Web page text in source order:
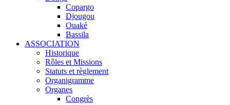
Copargo
Djougou
Ouaké
Bassila
ASSOCIATION
Historique
Rôles et Missions
Statuts et règlement
Organigramme
Organes
Congrès